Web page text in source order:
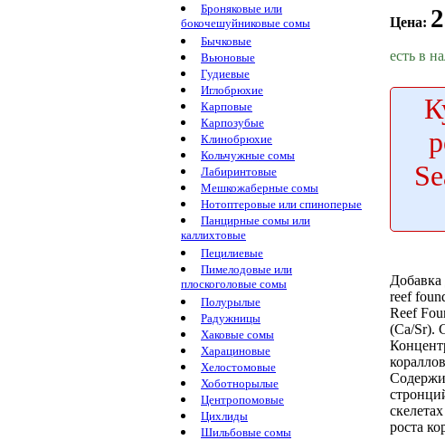
Броняковые или
бокочешуйниковые сомы
Бычковые
Вьюновые
Гудиевые
Иглобрюхие
Карповые
Карпозубые
Клинобрюхие
Кольчужные сомы
Лабиринтовые
Мешкожаберные сомы
Нотоптеровые или спиноперые
Панцирные сомы или
каллихтовые
Пецилиевые
Пимелодовые или
плоскоголовые сомы
Полурылые
Радужницы
Хаковые сомы
Харациновые
Хелостомовые
Хоботнорылые
Центропомовые
Цихлиды
Шильбовые сомы
Цена:
есть в
Добавка
reef
Reef
(Ca/Sr).
кораллов
роста